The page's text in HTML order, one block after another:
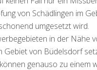
von Schädlingen im
umgesetzt wird.
in der
von Büdelsdorf
genauso zu einem